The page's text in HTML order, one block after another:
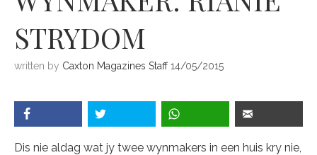
STRYDOM
written by Caxton Magazines Staff 14/05/2015
Dis nie aldag wat jy twee wynmakers in een huis kry nie,